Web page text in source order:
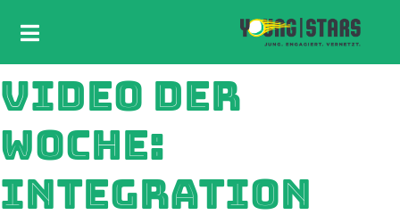
VIDEO DER
WOCHE:
INTEGRATION